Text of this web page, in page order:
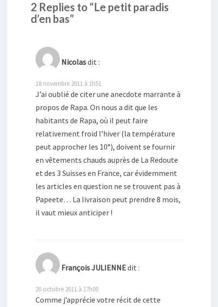
2 Replies to “Le petit paradis
d’en bas”
Nicolasdit :
18 novembre 2011 à 1h51
J’ai oublié de citer une anecdote marrante à
propos de Rapa. On nous a dit que les
habitants de Rapa, où il peut faire
relativement froid l’hiver (la température
peut approcher les 10°), doivent se fournir
en vêtements chauds auprès de La Redoute
et des 3 Suisses en France, car évidemment
les articles en question ne se trouvent pas à
Papeete… La livraison peut prendre 8 mois,
il vaut mieux anticiper !
François JULIENNEdit :
20 octobre 2011 à 17h00
Comme j’apprécie votre récit de cette